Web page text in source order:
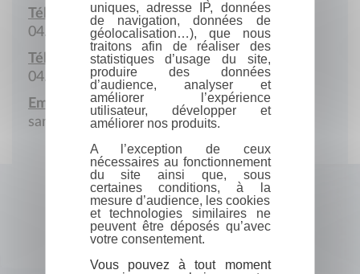
Téléphone :
04.94.29.76.43
Télécopie :
04.94.32.55.93
Email :
samigorl@infonie.fr
uniques, adresse IP, données
de navigation, données de
géolocalisation…), que nous
traitons afin de réaliser des
statistiques d’usage du site,
produire des données
d’audience, analyser et
améliorer l’expérience
utilisateur, développer et
améliorer nos produits.
A l’exception de ceux
nécessaires au fonctionnement
du site ainsi que, sous
certaines conditions, à la
mesure d’audience, les cookies
et technologies similaires ne
peuvent être déposés qu’avec
votre consentement.
Vous pouvez à tout moment